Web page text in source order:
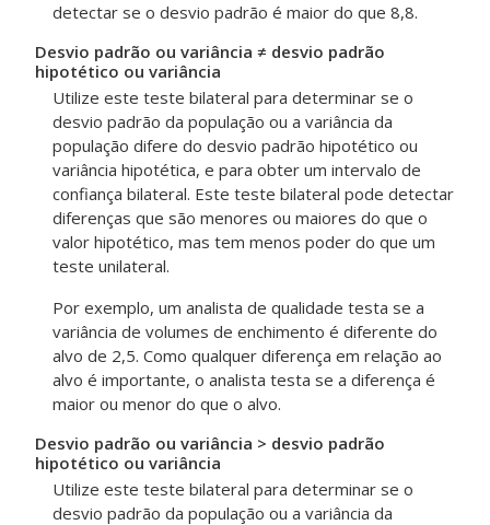
detectar se o desvio padrão é maior do que 8,8.
Desvio padrão ou variância ≠ desvio padrão
hipotético ou variância
Utilize este teste bilateral para determinar se o
desvio padrão da população ou a variância da
população difere do desvio padrão hipotético ou
variância hipotética, e para obter um intervalo de
confiança bilateral. Este teste bilateral pode detectar
diferenças que são menores ou maiores do que o
valor hipotético, mas tem menos poder do que um
teste unilateral.
Por exemplo, um analista de qualidade testa se a
variância de volumes de enchimento é diferente do
alvo de 2,5. Como qualquer diferença em relação ao
alvo é importante, o analista testa se a diferença é
maior ou menor do que o alvo.
Desvio padrão ou variância > desvio padrão
hipotético ou variância
Utilize este teste bilateral para determinar se o
desvio padrão da população ou a variância da